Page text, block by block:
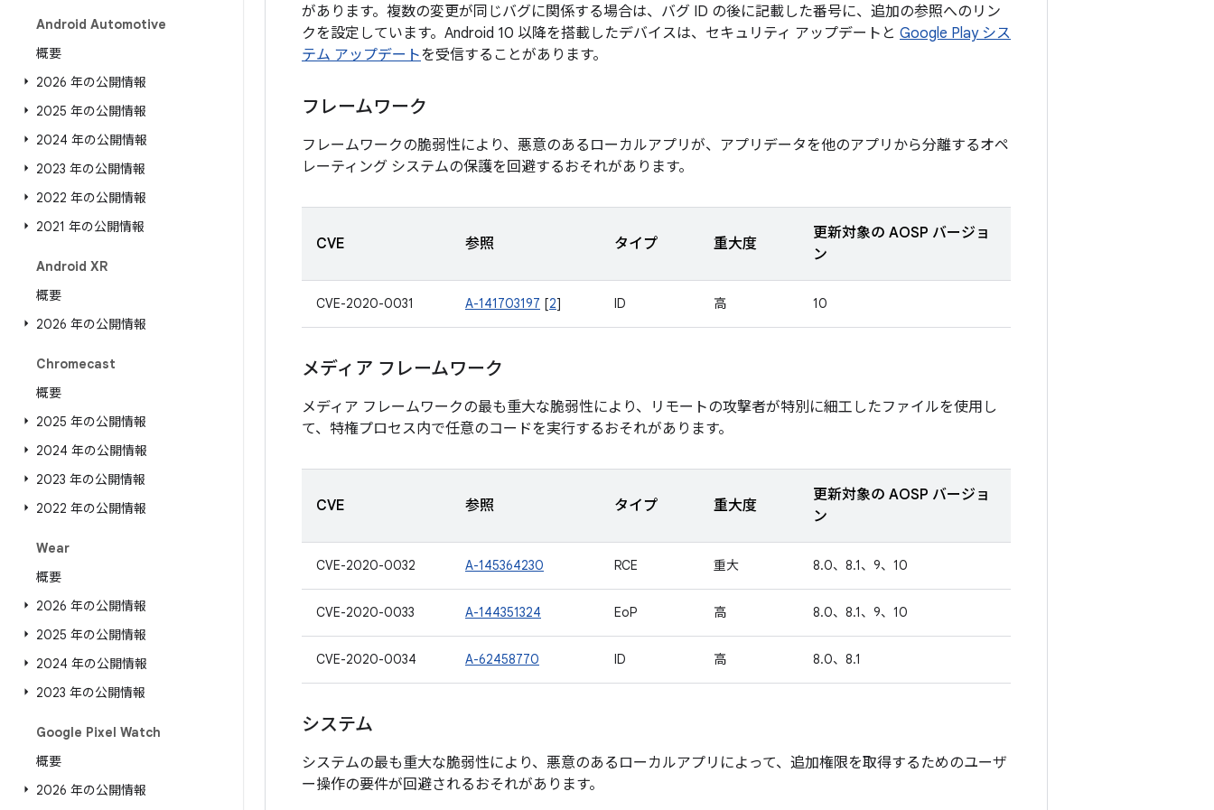
Android Automotive
概要
2026 年の公開情報
2025 年の公開情報
2024 年の公開情報
2023 年の公開情報
2022 年の公開情報
2021 年の公開情報
Android XR
概要
2026 年の公開情報
Chromecast
概要
2025 年の公開情報
2024 年の公開情報
2023 年の公開情報
2022 年の公開情報
Wear
概要
2026 年の公開情報
2025 年の公開情報
2024 年の公開情報
2023 年の公開情報
Google Pixel Watch
概要
2026 年の公開情報
があります。複数の変更が同じバグに関係する場合は、バグ ID の後に記載した番号に、追加の参照へのリン
クを設定しています。Android 10 以降を搭載したデバイスは、セキュリティ アップデートと Google Play シス
テム アップデートを受信することがあります。
フレームワーク
フレームワークの脆弱性により、悪意のあるローカルアプリが、アプリデータを他のアプリから分離するオペ
レーティング システムの保護を回避するおそれがあります。
CVE 参照 タイプ 重大度
更新対象の AOSP バージョ
ン
CVE-2020-0031 A-141703197 [2] ID 高 10
メディア フレームワーク
メディア フレームワークの最も重大な脆弱性により、リモートの攻撃者が特別に細工したファイルを使用し
て、特権プロセス内で任意のコードを実行するおそれがあります。
CVE 参照 タイプ 重大度
更新対象の AOSP バージョ
ン
CVE-2020-0032 A-145364230 RCE 重大 8.0、8.1、9、10
CVE-2020-0033 A-144351324 EoP 高 8.0、8.1、9、10
CVE-2020-0034 A-62458770 ID 高 8.0、8.1
システム
システムの最も重大な脆弱性により、悪意のあるローカルアプリによって、追加権限を取得するためのユーザ
ー操作の要件が回避されるおそれがあります。